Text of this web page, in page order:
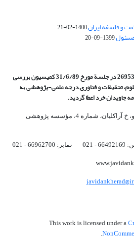
و فلسفه ایران1400-02-21
1399-09-20
بررسی
تحقیقات و فناوری درجه علمی‌-پژوهشیبه
جاویدان خرد اعطا گردید.
آدرس : تهــران، خ نوفل لوشاتو، خ آراکلیان، شماره 4،‌ مؤسسه پژوهشی
This work is licensed under a